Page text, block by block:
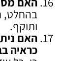
בהחלט,
ותוקף.
האם
כראיה